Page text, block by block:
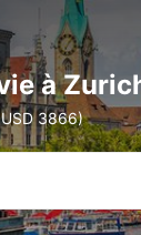
à
3866)